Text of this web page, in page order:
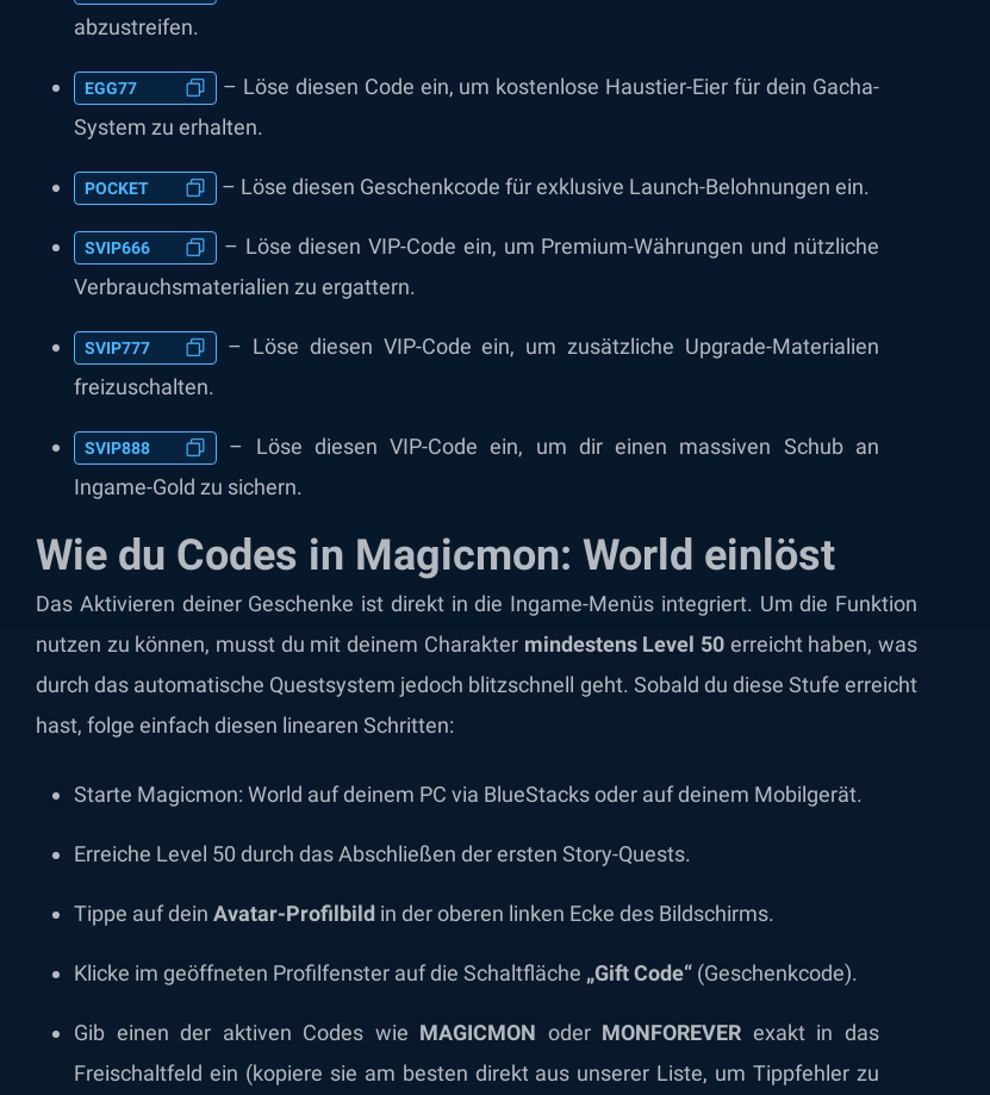
abzustreifen.
EGG77
– Löse diesen Code ein, um kostenlose Haustier-Eier für dein Gacha-
System zu erhalten.
POCKET – Löse diesen Geschenkcode für exklusive Launch-Belohnungen ein.
SVIP666
– Löse diesen VIP-Code ein, um Premium-Währungen und nützliche
Verbrauchsmaterialien zu ergattern.
SVIP777
– Löse diesen VIP-Code ein, um zusätzliche Upgrade-Materialien
freizuschalten.
SVIP888
– Löse diesen VIP-Code ein, um dir einen massiven Schub an
Ingame-Gold zu sichern.
Wie du Codes in Magicmon: World einlöst
Das Aktivieren deiner Geschenke ist direkt in die Ingame-Menüs integriert. Um die Funktion
nutzen zu können, musst du mit deinem Charakter mindestens Level 50erreicht haben, was
durch das automatische Questsystem jedoch blitzschnell geht. Sobald du diese Stufe erreicht
hast, folge einfach diesen linearen Schritten:
Starte Magicmon: World auf deinem PC via BlueStacks oder auf deinem Mobilgerät.
Erreiche Level 50 durch das Abschließen der ersten Story-Quests.
Tippe auf dein Avatar-Profilbild in der oberen linken Ecke des Bildschirms.
Klicke im geöffneten Profilfenster auf die Schaltfläche „Gift Code“ (Geschenkcode).
Gib einen der aktiven Codes wie MAGICMON oder MONFOREVER exakt in das
Freischaltfeld ein (kopiere sie am besten direkt aus unserer Liste, um Tippfehler zu